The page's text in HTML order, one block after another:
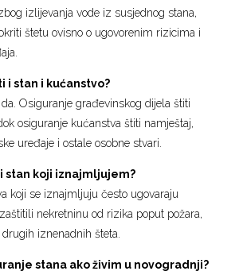
izlijevanja vode iz susjednog stana,
štetu ovisno o ugovorenim rizicima i
i stan i kućanstvo?
Osiguranje građevinskog dijela štiti
osiguranje kućanstva štiti namještaj,
uređaje i ostale osobne stvari.
stan koji iznajmljujem?
koji se iznajmljuju često ugovaraju
nekretninu od rizika poput požara,
iznenadnih šteta.
stana ako živim u novogradnji?